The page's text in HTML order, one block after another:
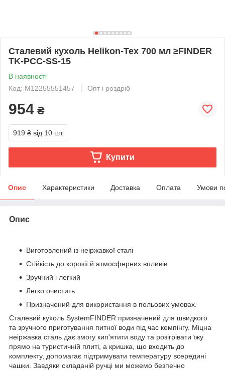
Сталевий кухоль Helikon-Tex 700 мл ≥FINDER
TK-PCC-SS-15
В наявності
Код: M12255551457
Опт і роздріб
954 ₴
919 ₴ від 10 шт.
Купити
Опис Характеристики Доставка Оплата Умови
Опис
Виготовлений із неіржавкої сталі
Стійкість до корозії й атмосферних впливів
Зручний і легкий
Легко очистить
Призначений для використання в польових умовах.
Сталевий кухоль SystemFINDER призначений для швидкого
та зручного приготування питної води під час кемпінгу. Міцна
неіржавка сталь дає змогу кип'ятити воду та розігрівати їжу
прямо на туристичній плиті, а кришка, що входить до
комплекту, допомагає підтримувати температуру всередині
чашки. Завдяки складаній ручці ми можемо безпечно